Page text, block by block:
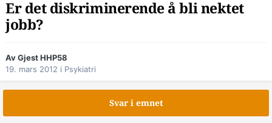
Er det diskriminerende å bli nektet
jobb?
Av Gjest HHP58
19. mars 2012 i Psykiatri
Svar i emnet